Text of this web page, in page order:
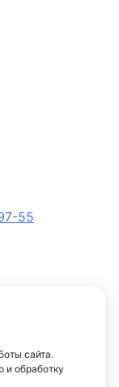
сайта.
и обработку
55
уважением к